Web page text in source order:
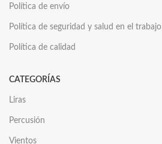
Política de envío
Política de seguridad y salud en el trabajo
Política de calidad
CATEGORÍAS
Liras
Percusión
Vientos